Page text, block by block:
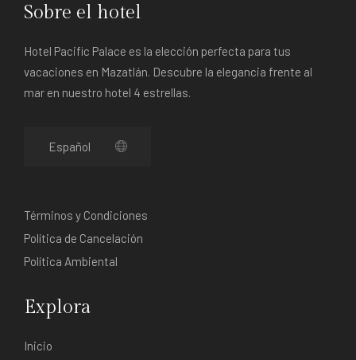
Sobre el hotel
Hotel Pacific Palace es la elección perfecta para tus
vacaciones en Mazatlán. Descubre la elegancia frente al
mar en nuestro hotel 4 estrellas.
Términos y Condiciones
Política de Cancelación
Política Ambiental
Explora
Inicio